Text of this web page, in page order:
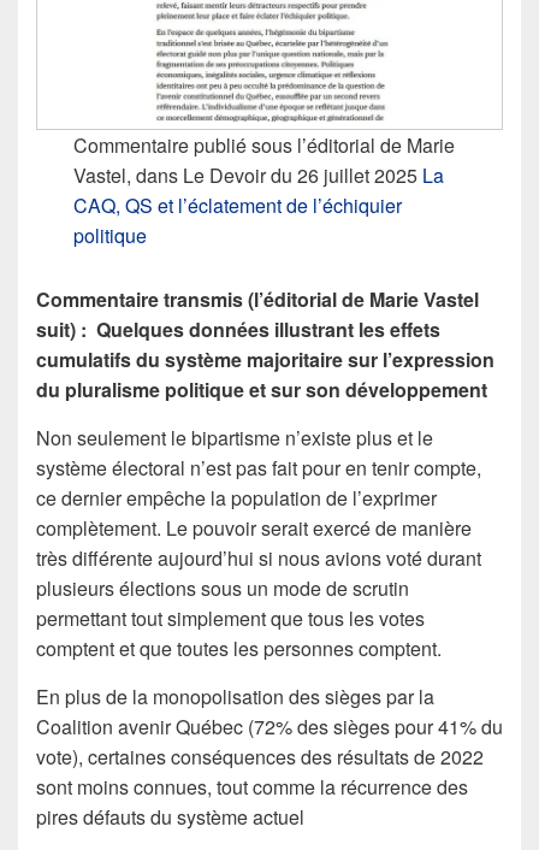
Commentaire publié sous l’éditorial de Marie
Vastel, dans Le Devoir du 26 juillet 2025 La
CAQ, QS et l’éclatement de l’échiquier
politique
Commentaire transmis (l’éditorial de Marie Vastel
suit) : Quelques données illustrant les effets
cumulatifs du système majoritaire sur l’expression
du pluralisme politique et sur son développement
Non seulement le bipartisme n’existe plus et le
système électoral n’est pas fait pour en tenir compte,
ce dernier empêche la population de l’exprimer
complètement. Le pouvoir serait exercé de manière
très différente aujourd’hui si nous avions voté durant
plusieurs élections sous un mode de scrutin
permettant tout simplement que tous les votes
comptent et que toutes les personnes comptent.
En plus de la monopolisation des sièges par la
Coalition avenir Québec (72% des sièges pour 41% du
vote), certaines conséquences des résultats de 2022
sont moins connues, tout comme la récurrence des
pires défauts du système actuel